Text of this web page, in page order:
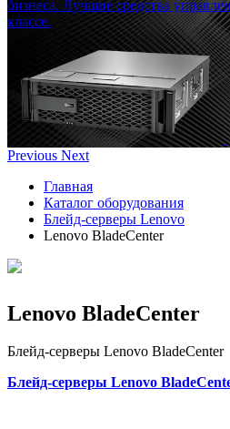
бизнеса. Лучшие средства
классе.
Previous Next
Главная
Каталог оборудования
Блейд-серверы Lenovo
Lenovo BladeCenter
Lenovo BladeCenter
Блейд-серверы Lenovo BladeCenter
Блейд-серверы Lenovo